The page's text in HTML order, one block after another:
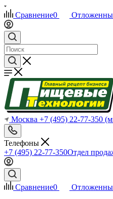
Сравнение0
Москва +7 (495) 22-77-350
Телефоны
+7 (495) 22-77-350Отдел
Сравнение0